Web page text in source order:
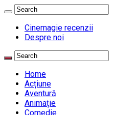
Cinemagie recenzii
Despre noi
Home
Acțiune
Aventură
Animație
Comedie